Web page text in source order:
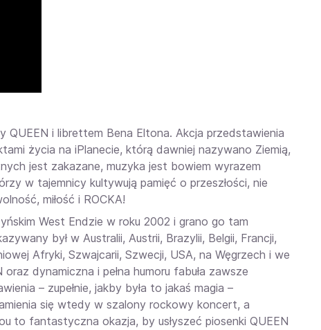
QUEEN i librettem Bena Eltona. Akcja przedstawienia
życia na iPlanecie, którą dawniej nazywano Ziemią,
jest zakazane, muzyka jest bowiem wyrazem
w tajemnicy kultywują pamięć o przeszłości, nie
miłość i ROCKA!
West Endzie w roku 2002 i grano go tam
był w Australii, Austrii, Brazylii, Belgii, Francji,
Afryki, Szwajcarii, Szwecji, USA, na Węgrzech i we
dynamiczna i pełna humoru fabuła zawsze
– zupełnie, jakby była to jakaś magia –
się wtedy w szalony rockowy koncert, a
to fantastyczna okazja, by usłyszeć piosenki QUEEN